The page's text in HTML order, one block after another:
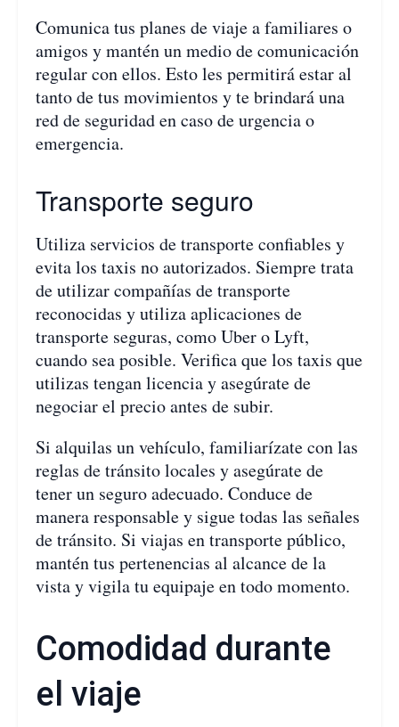
Comunica tus planes de viaje a familiares o
amigos y mantén un medio de comunicación
regular con ellos. Esto les permitirá estar al
tanto de tus movimientos y te brindará una
red de seguridad en caso de urgencia o
emergencia.
Transporte seguro
Utiliza servicios de transporte confiables y
evita los taxis no autorizados. Siempre trata
de utilizar compañías de transporte
reconocidas y utiliza aplicaciones de
transporte seguras, como Uber o Lyft,
cuando sea posible. Verifica que los taxis que
utilizas tengan licencia y asegúrate de
negociar el precio antes de subir.
Si alquilas un vehículo, familiarízate con las
reglas de tránsito locales y asegúrate de
tener un seguro adecuado. Conduce de
manera responsable y sigue todas las señales
de tránsito. Si viajas en transporte público,
mantén tus pertenencias al alcance de la
vista y vigila tu equipaje en todo momento.
Comodidad durante
el viaje